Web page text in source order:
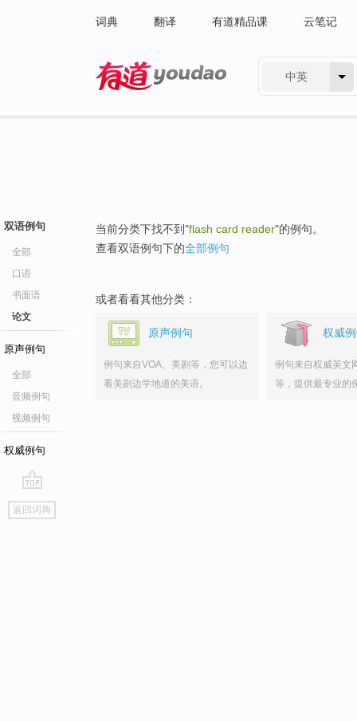
词典 翻译 有道精品课 云笔记
中英
双语例句
全部
口语
书面语
论文
原声例句
全部
音频例句
视频例句
权威例句
go
top
返回词典
当前分类下找不到"flash card reader"的例句。
查看双语例句下的全部例句
或者看看其他分类：
原声例句
例句来自VOA、美剧等，您可以边
看美剧边学地道的美语。
权威
例句来自权威英文
等，提供最专业的